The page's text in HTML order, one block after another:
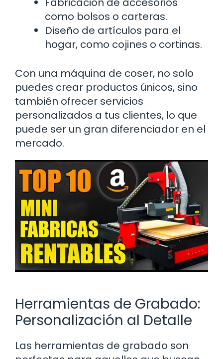
como bolsos o carteras.
Diseño de artículos para el
hogar, como cojines o cortinas.
Con una máquina de coser, no solo
puedes crear productos únicos, sino
también ofrecer servicios
personalizados a tus clientes, lo que
puede ser un gran diferenciador en el
mercado.
Herramientas de Grabado:
Personalización al Detalle
Las herramientas de grabado son